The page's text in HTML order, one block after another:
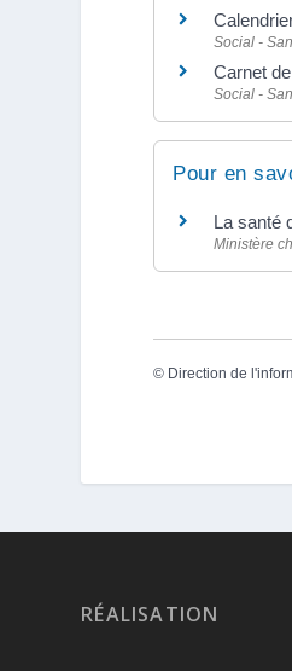
Social -
Carnet
Social -
Pour en
La santé
Ministère
© Direction de
RÉALISATION